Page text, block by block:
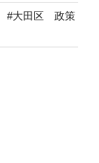
#大田区 政策